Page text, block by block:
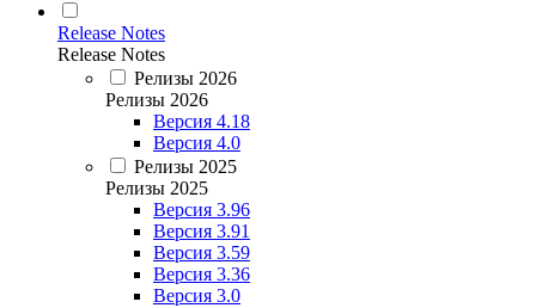
Release Notes
Release Notes
Релизы 2026
Релизы 2026
Версия 4.18
Версия 4.0
Релизы 2025
Релизы 2025
Версия 3.96
Версия 3.91
Версия 3.59
Версия 3.36
Версия 3.0